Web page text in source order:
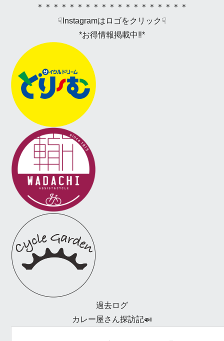
＊＊＊＊＊＊＊＊＊＊＊＊＊＊＊＊＊＊＊
☟Instagramはロゴをクリック☟
*お得情報掲載中‼*
過去ログ
カレー屋さん探訪記🍛